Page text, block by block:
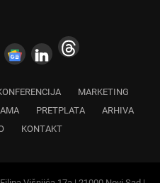
PRETPLATA
KONTAKT